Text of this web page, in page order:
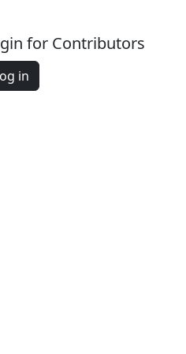
for Contributors
in